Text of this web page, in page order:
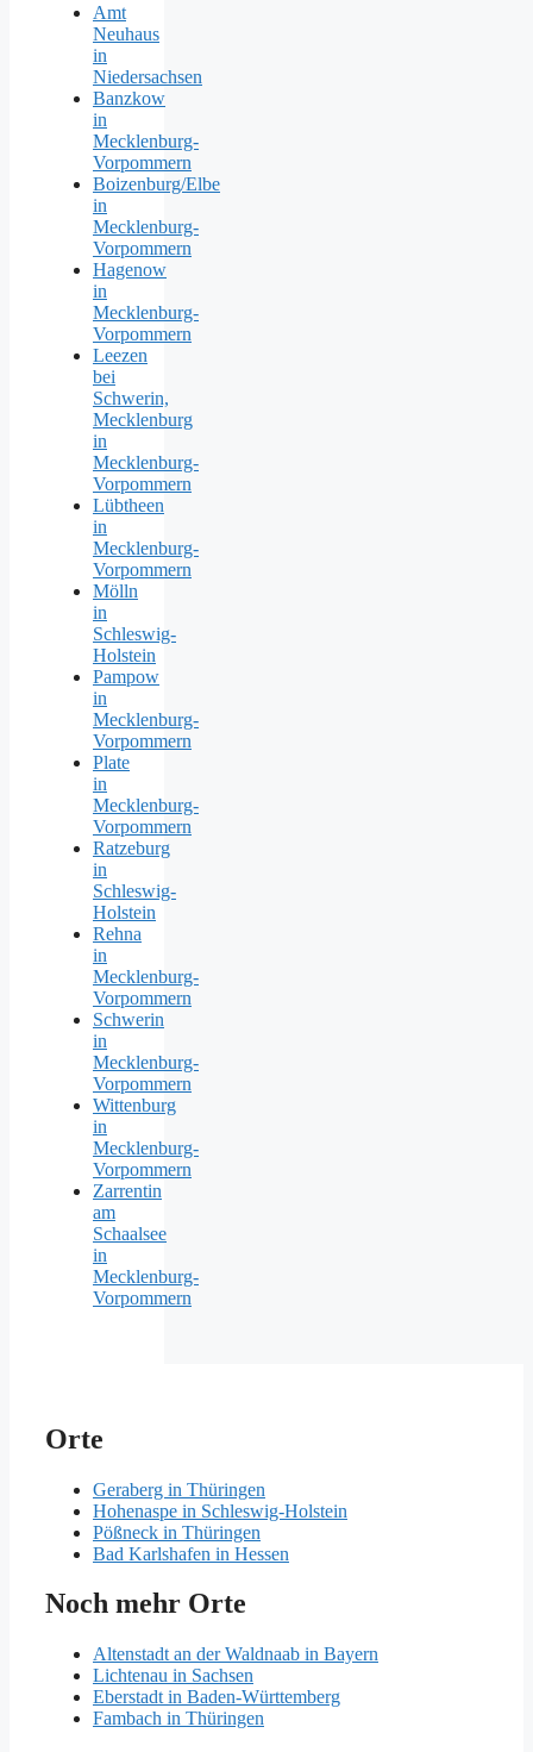
Amt
Neuhaus
in
Niedersachsen
Banzkow
in
Mecklenburg-
Vorpommern
Boizenburg/Elbe
in
Mecklenburg-
Vorpommern
Hagenow
in
Mecklenburg-
Vorpommern
Leezen
bei
Schwerin,
Mecklenburg
in
Mecklenburg-
Vorpommern
Lübtheen
in
Mecklenburg-
Vorpommern
Mölln
in
Schleswig-
Holstein
Pampow
in
Mecklenburg-
Vorpommern
Plate
in
Mecklenburg-
Vorpommern
Ratzeburg
in
Schleswig-
Holstein
Rehna
in
Mecklenburg-
Vorpommern
Schwerin
in
Mecklenburg-
Vorpommern
Wittenburg
in
Mecklenburg-
Vorpommern
Zarrentin
am
Schaalsee
in
Mecklenburg-
Vorpommern
Orte
Geraberg in Thüringen
Hohenaspe in Schleswig-Holstein
Pößneck in Thüringen
Bad Karlshafen in Hessen
Noch mehr Orte
Altenstadt an der Waldnaab in Bayern
Lichtenau in Sachsen
Eberstadt in Baden-Württemberg
Fambach in Thüringen